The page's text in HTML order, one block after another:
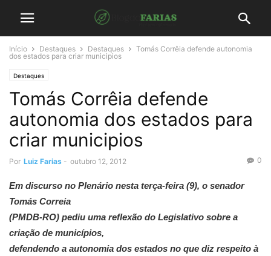
Início Destaques Destaques
Tomás Corrêia defende autonomia
dos estados para criar municipios
Destaques
Tomás Corrêia defende
autonomia dos estados para
criar municipios
Por Luiz Farias - outubro 12, 2012 0
Em discurso no Plenário nesta terça-feira (9), o senador
Tomás Correia
(PMDB-RO) pediu uma reflexão do Legislativo sobre a
criação de municípios,
defendendo a autonomia dos estados no que diz respeito à